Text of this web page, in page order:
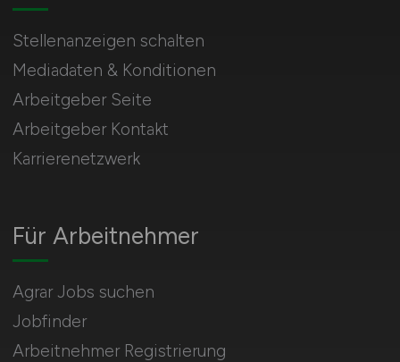
Für Arbeitnehmer
Agrar Jobs suchen
Jobfinder
Arbeitnehmer Registrierung
Stellenanzeigen schalten
Mediadaten & Konditionen
Arbeitgeber Seite
Arbeitgeber Kontakt
Karrierenetzwerk